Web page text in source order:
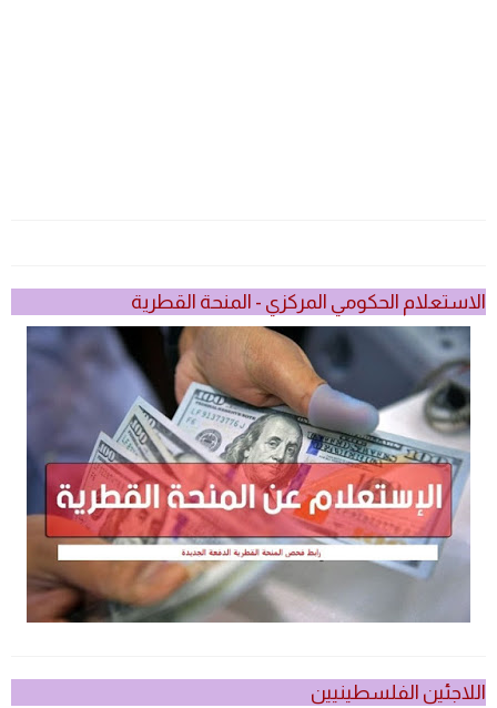
الاستعلام الحكومي المركزي - المنحة القطرية
اللاجئين الفلسطينيين